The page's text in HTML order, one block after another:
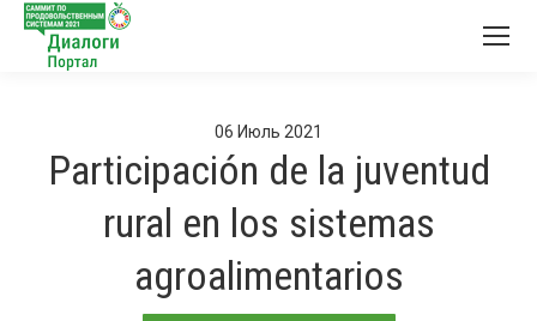
06 Июль 2021
Participación de la juventud
rural en los sistemas
agroalimentarios